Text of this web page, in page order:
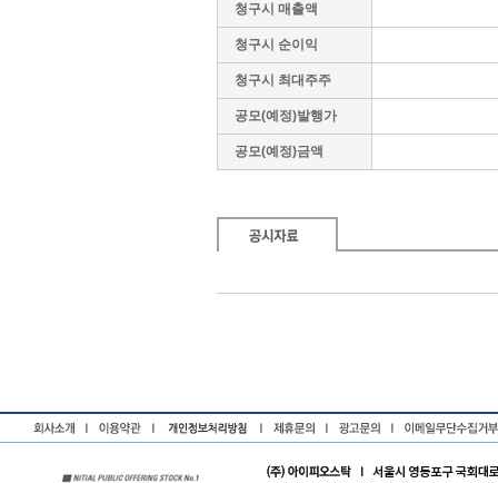
청구시 매출액
청구시 순이익
청구시 최대주주
공모(예정)발행가
공모(예정)금액